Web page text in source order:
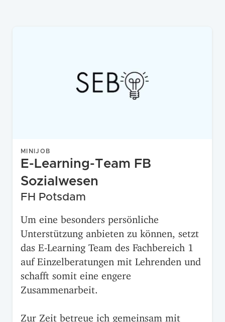
MINIJOB
E-Learning-Team FB
Sozialwesen
FH Potsdam
Um eine besonders persönliche
Unterstützung anbieten zu können, setzt
das E-Learning Team des Fachbereich 1
auf Einzelberatungen mit Lehrenden und
schafft somit eine engere
Zusammenarbeit.
Zur Zeit betreue ich gemeinsam mit